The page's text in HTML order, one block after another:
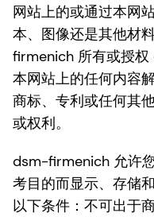
网站上的或通过本网
本、图像还是其他材
firmenich 所有或授
本网站上的任何内容
商标、专利或任何其
或权利。
dsm-firmenich 允许
考目的而显示、存储
以下条件：不可出于